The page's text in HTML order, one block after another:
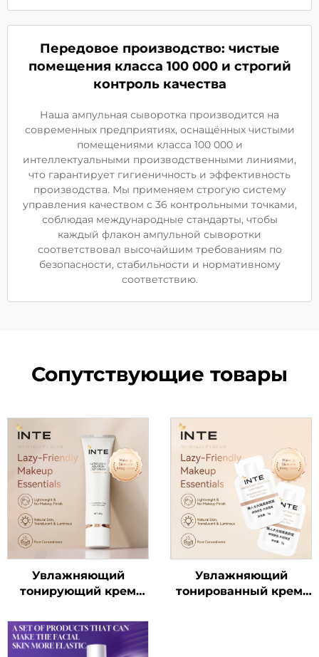
Передовое производство: чистые
помещения класса 100 000 и строгий
контроль качества
Наша ампульная сыворотка производится на
современных предприятиях, оснащённых чистыми
помещениями класса 100 000 и
интеллектуальными производственными линиями,
что гарантирует гигиеничность и эффективность
производства. Мы применяем строгую систему
управления качеством с 36 контрольными точками,
соблюдая международные стандарты, чтобы
каждый флакон ампульной сыворотки
соответствовал высочайшим требованиям по
безопасности, стабильности и нормативному
соответствию.
Сопутствующие товары
Увлажняющий
тонирующий крем
Увлажняющий
тонированный крем-